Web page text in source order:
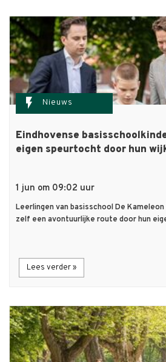
flash_on Nieuws
Eindhovense
eigen speurtocht door hun
1 jun om 09:02 uur
Leerlingen van basisschool De
zelf een avontuurlijke route door hun
Lees verder »